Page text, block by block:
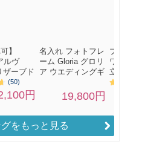
をもっと見る